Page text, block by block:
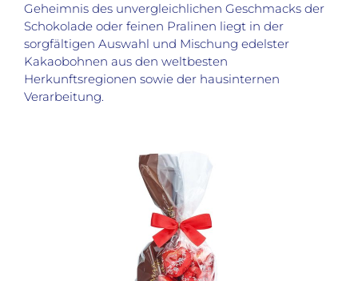
Geheimnis des unvergleichlichen Geschmacks der
Schokolade oder feinen Pralinen liegt in der
sorgfältigen Auswahl und Mischung edelster
Kakaobohnen aus den weltbesten
Herkunftsregionen sowie der hausinternen
Verarbeitung.